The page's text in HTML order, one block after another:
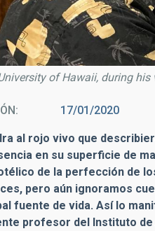
of Hawaii, during his
17/01/2020
al rojo vivo que
en su superficie de
de la perfección de
pero aún ignoramos
fuente de vida. Así lo
profesor del Instituto